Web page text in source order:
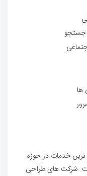
جستجو
ها
خدمات در حوزه
شرکت های طراحی